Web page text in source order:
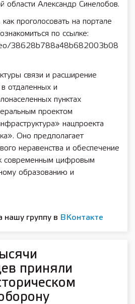
области Александр Синелобов.
проголосовать на портале
по ссылке:
38628b788a48b682003b08
связи и расширение
в отдаленных и
пунктах
проектом
нацпроекта
Оно предполагает
неравенства и обеспечение
современным цифровым
образованию и
нашу группу в ВКонтакте
приняли